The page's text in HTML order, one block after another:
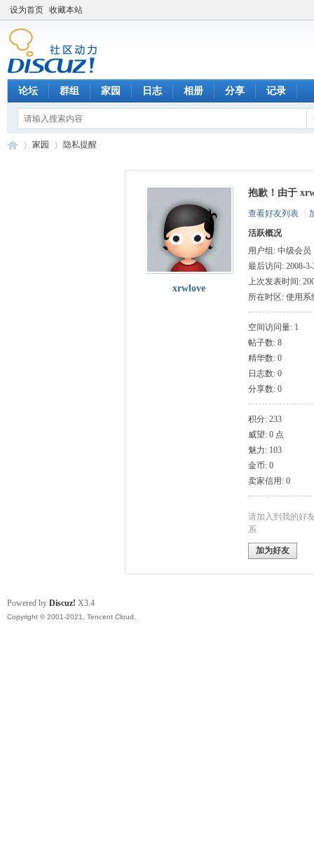
设为首页 收藏本站
论坛 群组 家园 日志 相册 分享 记录
家园 隐私提醒
xrwlove
抱歉！由于
查看好友列表
活跃概况
用户组: 中级会员
最后访问: 2008-3-
上次发表时间:
所在时区: 使用系
空间访问量: 1
帖子数: 8
精华数: 0
日志数: 0
分享数: 0
积分: 233
威望: 0 点
魅力: 103
金币: 0
卖家信用: 0
请加入到我的好
系
加为好友
Powered by Discuz! X3.4
Copyright © 2001-2021, Tencent Cloud.